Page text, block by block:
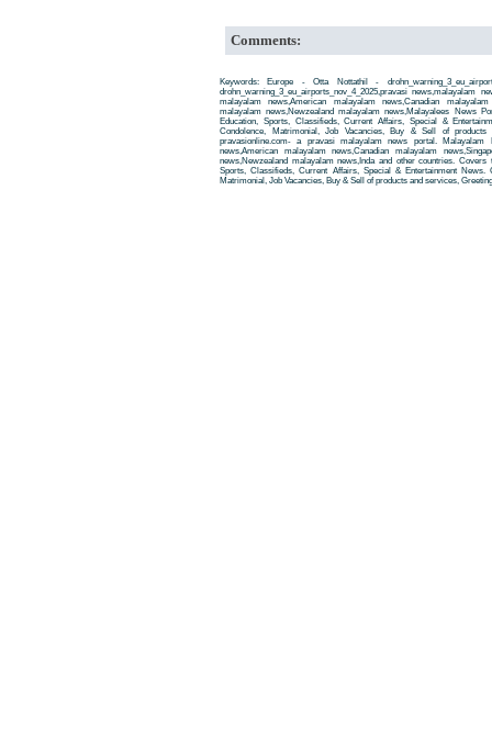
Comments:
Keywords: Europe - Otta Nottathil -
drohn_warning_3_eu_airports_nov_4_2025,pravasi news,malayalam
malayalam news,American malayalam news,Canadian
malayalam news,Newzealand malayalam news,Malayalees News
Education, Sports, Classifieds, Current Affairs, Special &
Condolence, Matrimonial, Job Vacancies, Buy & Sell of
pravasionline.com- a pravasi malayalam news portal. Malayalam
news,American malayalam news,Canadian malayalam
news,Newzealand malayalam news,Inda and other countries.
Sports, Classifieds, Current Affairs, Special & Entertainment News.
Matrimonial, Job Vacancies, Buy & Sell of products and services,